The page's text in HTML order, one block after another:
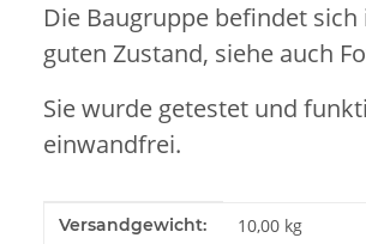
Die Baugruppe befindet sich
guten Zustand, siehe auch
Sie wurde getestet und
einwandfrei.
Produkteigenschaft
Wert
Versandgewicht: 10,00 kg